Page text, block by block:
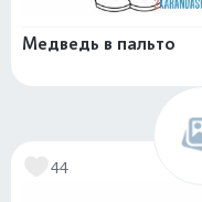
Медведь в пальто
44